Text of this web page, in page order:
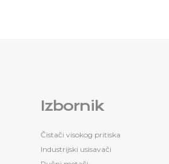
Izbornik
Čistači visokog pritiska
Industrijski usisavači